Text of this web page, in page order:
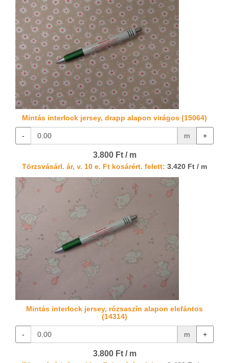
Mintás interlock jersey, drapp alapon virágos (15064)
- m +
3.800 Ft / m
Törzsvásárl. ár, v. 10 e. Ft kosárért. felett: 3.420 Ft / m
Mintás interlock jersey, rózsaszín alapon elefántos
(14314)
- m +
3.800 Ft / m